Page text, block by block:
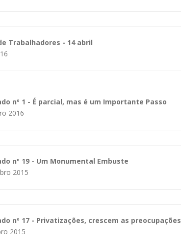
Trabalhadores - 14 abril
nº 1 - É parcial, mas é um Importante Passo
2016
nº 19 - Um Monumental Embuste
2015
nº 17 - Privatizações, crescem as preocupações
2015